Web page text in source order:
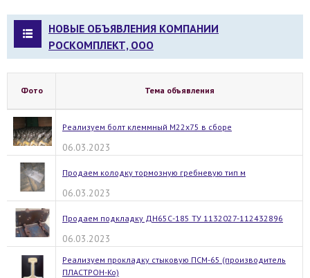
НОВЫЕ ОБЪЯВЛЕНИЯ КОМПАНИИ
РОСКОМПЛЕКТ, ООО
Фото Тема объявления
Реализуем болт клеммный М22х75 в сборе
06.03.2023
Продаем колодку тормозную гребневую тип м
06.03.2023
Продаем подкладку ДН65С-185 ТУ 1132027-112432896
06.03.2023
Реализуем прокладку стыковую ПСМ-65 (производитель
ПЛАСТРОН-Ко)